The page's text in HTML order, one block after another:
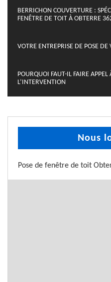
BERRICHON COUVERTURE :
FENÊTRE DE TOIT À OBTERRE
VOTRE ENTREPRISE DE POSE DE
POURQUOI FAUT-IL FAIRE
L’INTERVENTION
Nous
Pose de fenêtre de toit